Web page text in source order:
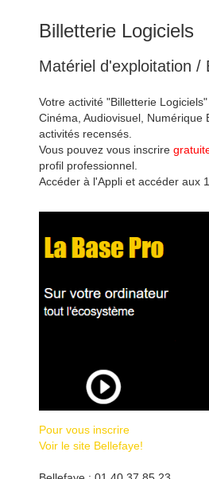
Billetterie Logiciels
Matériel d'exploitation /
Votre activité "Billetterie
Cinéma, Audiovisuel,
activités recensés.
Vous pouvez vous inscrire
profil professionnel.
Accéder à l'Appli et accéder aux
Pour vous inscrire
Voir le site Bellefaye!